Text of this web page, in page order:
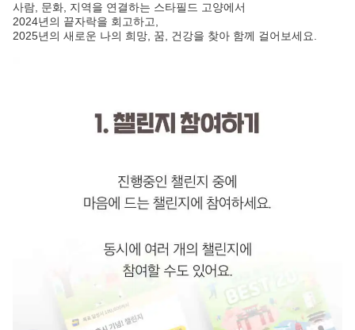
사람, 문화, 지역을 연결하는 스타필드 고양에서
2024년의 끝자락을 회고하고,
2025년의 새로운 나의 희망, 꿈, 건강을 찾아 함께 걸어보세요.